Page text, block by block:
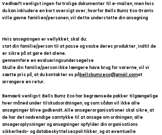
Vedhæft venligst ingen fortrolige dokumenter til e-mailen, men hvis
du kan inkludere en kort oversigt over, hvorfor Bells Bumz Eco Grants
ville gavne familien/personen, vil dette understøtte din ansøgning
Hvis ansøgningen er vellykket, skal du:​
støt din familie/person til at passe og vaske deres produkter, indtil de
er sikre på at gøre det alene.
gennemføre en evalueringsundersøgelse
Skulle din familie/person ikke længere have brug for varerne, vil vi
sætte pris på, at du kontakter os påbellsbumzeco@gmail.comat
arrangere en retur.
Bemærk venligst: Bells Bumz Eco har begrænsede pakker tilgængelige
hver måned under tilskudsordningen, og som sådan vil ikke alle
ansøgninger blive godkendt. Alle ansøgerorganisationer skal sikre, at
de har det nødvendige samtykke til at ansøge om ordningen, alle
ansøgeroplysninger og ansøgninger opfylder din organisations
sikkerheds- og databeskyttelsespolitikker, og at eventuelle